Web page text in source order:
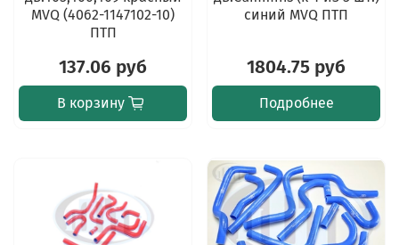
MVQ (4062-1147102-10)
ПТП
137.06 руб
В корзину
синий MVQ ПТП
1804.75 руб
Подробнее